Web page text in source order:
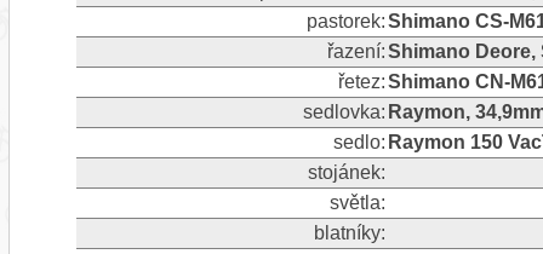
pastorek:Shimano CS-
řazení:Shimano Deore,
řetez:Shimano CN-
sedlovka: Raymon,
sedlo: Raymon 150
stojánek:
světla:
blatníky: